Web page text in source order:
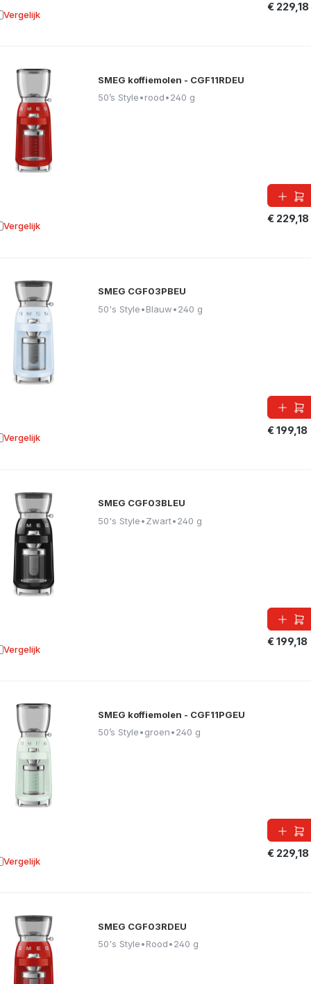
€ 229,18
Vergelijk aan vergelijking
SMEG koffiemolen - CGF11RDEU
50’s Style•rood•240 g
€ 229,18
Vergelijk aan vergelijking
SMEG CGF03PBEU
50's Style•Blauw•240 g
€ 199,18
Vergelijk aan vergelijking
SMEG CGF03BLEU
50's Style•Zwart•240 g
€ 199,18
Vergelijk aan vergelijking
SMEG koffiemolen - CGF11PGEU
50’s Style•groen•240 g
€ 229,18
Vergelijk aan vergelijking
SMEG CGF03RDEU
50's Style•Rood•240 g